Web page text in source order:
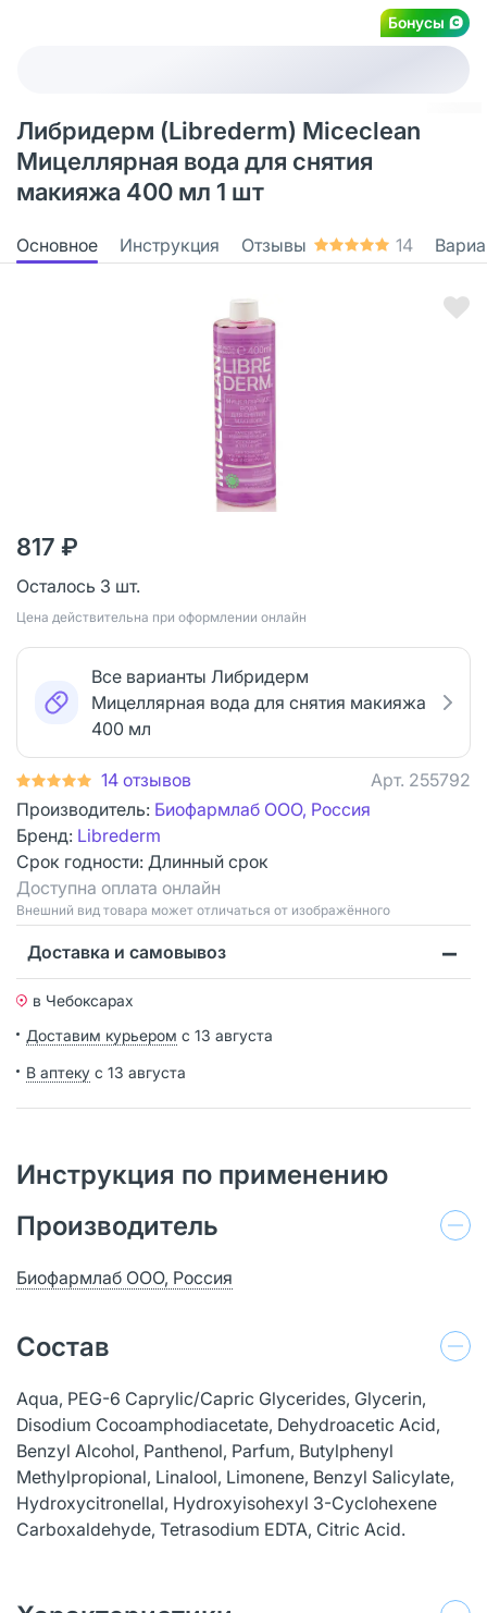
Бонусы
Либридерм (Librederm) Miceclean
Мицеллярная вода для снятия
макияжа 400 мл 1 шт
Основное Инструкция Отзывы 14
817 ₽
Осталось 3 шт.
Цена действительна при оформлении онлайн
Все варианты Либридерм
Мицеллярная вода для снятия макияжа
400 мл
14 отзывов Арт. 255792
Производитель: Биофармлаб ООО, Россия
Бренд: Librederm
Срок годности: Длинный срок
Доступна оплата онлайн
Bнешний вид товара может отличаться от изображённого
Доставка и самовывоз
в Чебоксарах
Доставим курьером с 13 августа
В аптеку с 13 августа
Инструкция по применению
Производитель
Биофармлаб ООО, Россия
Состав
Aqua, PEG-6 Caprylic/Capric Glycerides, Glycerin,
Disodium Cocoamphodiacetate, Dehydroacetic Acid,
Benzyl Alcohol, Panthenol, Parfum, Butylphenyl
Methylpropional, Linalool, Limonene, Benzyl Salicylate,
Hydroxycitronellal, Hydroxyisohexyl 3-Cyclohexene
Carboxaldehyde, Tetrasodium EDTA, Citric Acid.